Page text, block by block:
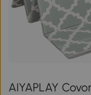
AIYAPLAY